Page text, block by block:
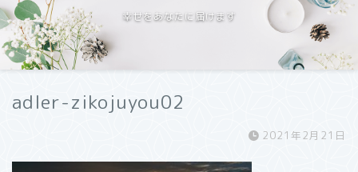
幸せをあなたに届けます
adler-zikojuyou02
2021年2月21日